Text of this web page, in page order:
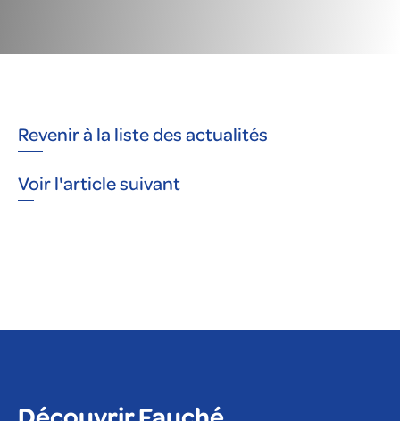
Revenir à la liste des actualités
Voir l'article suivant